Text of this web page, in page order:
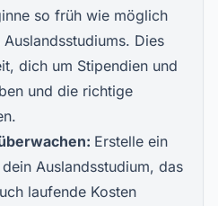
so früh wie möglich
Dies
dich um Stipendien und
und die richtige
Erstelle ein
Auslandsstudium, das
laufende Kosten